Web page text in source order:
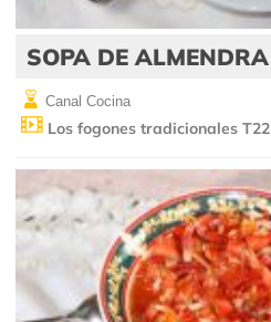
SOPA DE ALMENDRA
Canal Cocina
Los fogones tradicionales T22